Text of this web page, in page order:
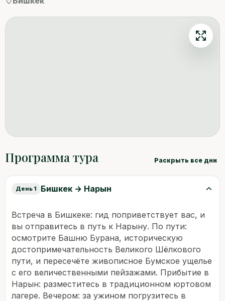
Программа тура Раскрыть все дни
День 1 Бишкек → Нарын
Встреча в Бишкеке: гид поприветствует вас, и
вы отправитесь в путь к Нарыну. По пути:
осмотрите Башню Бурана, историческую
достопримечательность Великого Шёлкового
пути, и пересечёте живописное Бумское ущелье
с его величественными пейзажами. Прибытие в
Нарын: разместитесь в традиционном юртовом
лагере. Вечером: за ужином погрузитесь в